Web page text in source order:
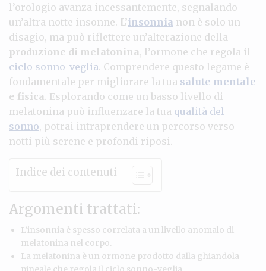
l’orologio avanza incessantemente, segnalando
un’altra notte insonne. L’insonnia non è solo un
disagio, ma può riflettere un’alterazione della
produzione di melatonina, l’ormone che regola il
ciclo sonno-veglia. Comprendere questo legame è
fondamentale per migliorare la tua salute mentale
e fisica. Esplorando come un basso livello di
melatonina può influenzare la tua qualità del
sonno, potrai intraprendere un percorso verso
notti più serene e profondi riposi.
Indice dei contenuti
Argomenti trattati:
L’insonnia è spesso correlata a un livello anomalo di
melatonina nel corpo.
La melatonina è un ormone prodotto dalla ghiandola